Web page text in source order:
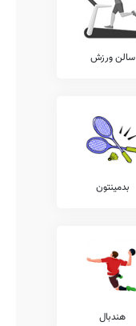
سالن ورزش
بدمینتون
هندبال